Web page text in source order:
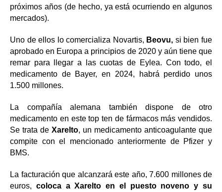
próximos años (de hecho, ya está ocurriendo en algunos
mercados).
Uno de ellos lo comercializa Novartis, Beovu, si bien fue
aprobado en Europa a principios de 2020 y aún tiene que
remar para llegar a las cuotas de Eylea. Con todo, el
medicamento de Bayer, en 2024, habrá perdido unos
1.500 millones.
La compañía alemana también dispone de otro
medicamento en este top ten de fármacos más vendidos.
Se trata de Xarelto, un medicamento anticoagulante que
compite con el mencionado anteriormente de Pfizer y
BMS.
La facturación que alcanzará este año, 7.600 millones de
euros, coloca a Xarelto en el puesto noveno y su